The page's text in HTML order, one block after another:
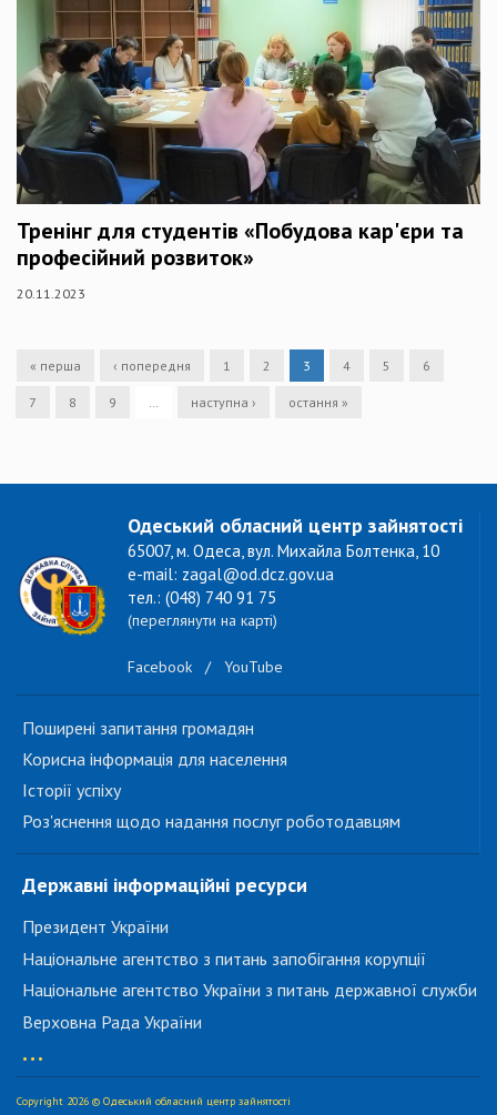
Тренінг для студентів «Побудова кар'єри та
професійний розвиток»
20.11.2023
« перша ‹ попередня 1 2 3 4 5 6
7 8 9 … наступна › остання »
Одеський обласний центр зайнятості
65007, м. Одеса, вул. Михайла Болтенка, 10
e-mail: zagal@od.dcz.gov.ua
тел.: (048) 740 91 75
(переглянути на карті)
Facebook / YouTube
Поширені запитання громадян
Корисна інформація для населення
Історії успіху
Роз'яснення щодо надання послуг роботодавцям
Державні інформаційні ресурси
Президент України
Національне агентство з питань запобігання корупції
Національне агентство України з питань державної служби
Верховна Рада України
...
Copyright 2026 © Одеський обласний центр зайнятості